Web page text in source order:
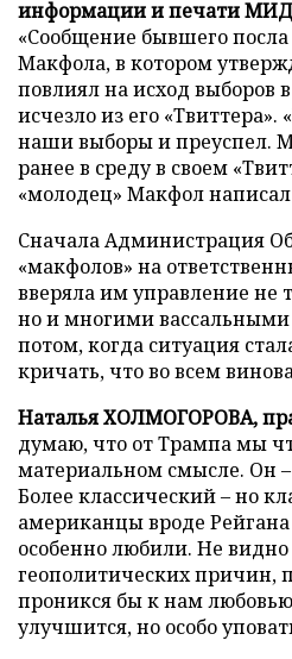
информации и печати МИД
«Сообщение бывшего
Макфола, в котором
повлиял на исход выборов
исчезло из его
наши выборы и преуспел.
ранее в среду в своем
«молодец» Макфол написал
Сначала Администрация
«макфолов» на
вверяла им управление не
но и многими вассальными
потом, когда ситуация
кричать, что во всем
Наталья ХОЛМОГОРОВА,
думаю, что от Трампа мы
материальном смысле. Он
Более классический – но
американцы вроде
особенно любили. Не
геополитических причин,
проникся бы к нам
улучшится, но особо